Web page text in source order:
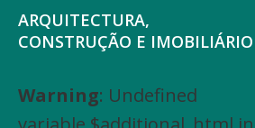
Saltar
para
menu
Skip
content
ARQUITECTURA,
CONSTRUÇÃO E IMOBILIÁRIO
Engenharia
Warning: Undefined